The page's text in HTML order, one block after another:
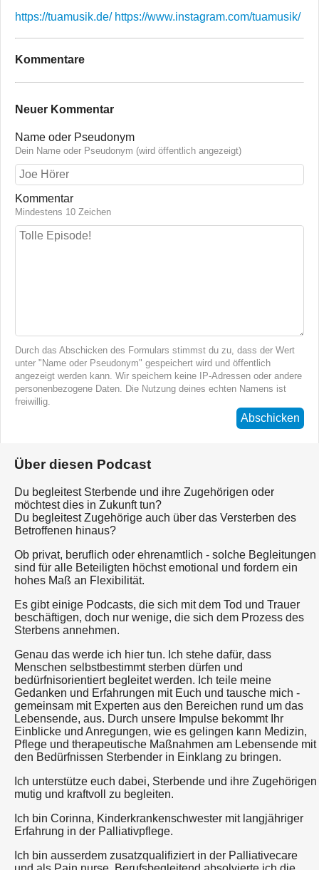
https://tuamusik.de/ https://www.instagram.com/tuamusik/
Kommentare
Neuer Kommentar
Name oder Pseudonym
Dein Name oder Pseudonym (wird öffentlich angezeigt)
Kommentar
Mindestens 10 Zeichen
Durch das Abschicken des Formulars stimmst du zu, dass der Wert
unter "Name oder Pseudonym" gespeichert wird und öffentlich
angezeigt werden kann. Wir speichern keine IP-Adressen oder andere
personenbezogene Daten. Die Nutzung deines echten Namens ist
freiwillig.
Abschicken
Über diesen Podcast
Du begleitest Sterbende und ihre Zugehörigen oder
möchtest dies in Zukunft tun?
Du begleitest Zugehörige auch über das Versterben des
Betroffenen hinaus?
Ob privat, beruflich oder ehrenamtlich - solche Begleitungen
sind für alle Beteiligten höchst emotional und fordern ein
hohes Maß an Flexibilität.
Es gibt einige Podcasts, die sich mit dem Tod und Trauer
beschäftigen, doch nur wenige, die sich dem Prozess des
Sterbens annehmen.
Genau das werde ich hier tun. Ich stehe dafür, dass
Menschen selbstbestimmt sterben dürfen und
bedürfnisorientiert begleitet werden. Ich teile meine
Gedanken und Erfahrungen mit Euch und tausche mich -
gemeinsam mit Experten aus den Bereichen rund um das
Lebensende, aus. Durch unsere Impulse bekommt Ihr
Einblicke und Anregungen, wie es gelingen kann Medizin,
Pflege und therapeutische Maßnahmen am Lebensende mit
den Bedürfnissen Sterbender in Einklang zu bringen.
Ich unterstütze euch dabei, Sterbende und ihre Zugehörigen
mutig und kraftvoll zu begleiten.
Ich bin Corinna, Kinderkrankenschwester mit langjähriger
Erfahrung in der Palliativpflege.
Ich bin ausserdem zusatzqualifiziert in der Palliativecare